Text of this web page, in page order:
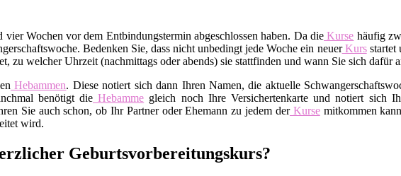
Wochen vor dem Entbindungstermin abgeschlossen haben. Da die Kurse häufig
Bedenken Sie, dass nicht unbedingt jede Woche ein neuerKursstartet
zu welcher Uhrzeit (nachmittags oder abends) sie stattfinden und wann Sie sich dafür
Hebammen. Diese notiert sich dann Ihren Namen, die aktuelle
benötigt die Hebamme gleich noch Ihre Versichertenkarte und notiert sich
Sie auch schon, ob Ihr Partner oder Ehemann zu jedem derKursemitkommen
wird.
Geburtsvorbereitungskurs?